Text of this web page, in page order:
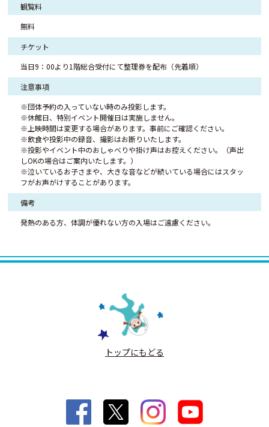
観覧料
無料
チケット
当日9：00より1階総合受付にて整理券を配布（先着順）
注意事項
※団体予約の入っていない時のみ投影します。
※休館日、特別イベント開催日は実施しません。
※上映時間は変更する場合があります。事前にご確認ください。
※飲食や投影中の録音、撮影はお断りいたします。
※投影やイベント中のおしゃべりや掛け声はお控えください。（声出
しOKの場合はご案内いたします。）
※泣いているお子さまや、大きな音などが続いている場合にはスタッ
フがお声がけすることがあります。
備考
発熱のある方、体調が優れない方の入場はご遠慮ください。
トップにもどる